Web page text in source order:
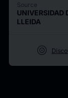
Source
UNIVERSIDAD
LLEIDA
target